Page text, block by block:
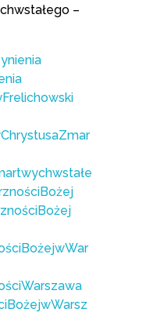
–